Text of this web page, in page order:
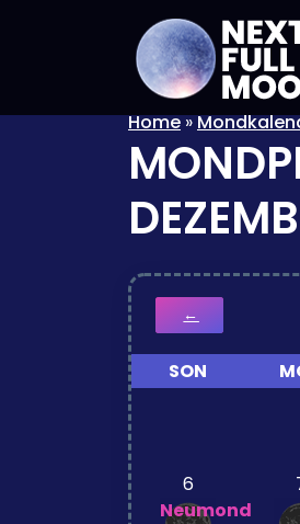
Home»
←
SON
6
Neumond